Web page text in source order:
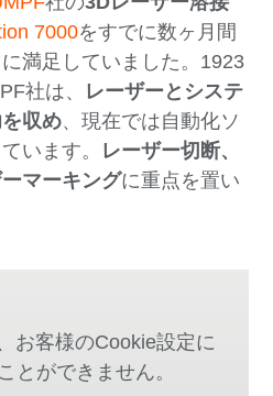
7000をすでに数ヶ月間
満足していました。1923
社は、 レーザーとシステ
収め、現在では自動化ソ
います。 レーザー切断、
マーキングに重点を置い
お客様のCookie設定に
とができません。